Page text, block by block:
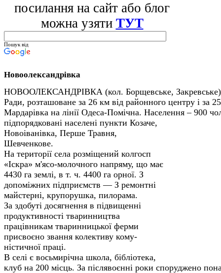
посилання на сайт або блог
можна узяти ТУТ
Пошук від
Новоолександрівка
НОВООЛЕКСАНДРІВКА (кол. Борщевське, Закревське) –
Ради, розташоване за 26 км від районного центру і за 25
Мардарівка на лінії Одеса-Помічна. Населення – 900
підпорядковані населені пункти Козаче,
Новоіванівка, Перше Травня,
Шевченкове.
На території села розміщений колгосп
«Іскра» м'ясо-молочного напряму, що має
4430 га землі, в т. ч. 4400 га орної. З
допоміжних підприємств — З ремонтні
майстерні, крупорушка, пилорама.
За здобуті досягнення в підвищенні
продуктивності тваринництва
працівникам тваринницької ферми
присвоєно звання колективу кому­
ністичної праці.
В селі є восьмирічна школа, бібліотека,
клуб на 200 місць. За післявоєнні роки споруджено